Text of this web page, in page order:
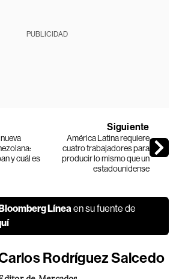
PUBLICIDAD
y cuál es
Siguiente
América Latina requiere
cuatro trabajadores para
producir lo mismo que un
estadounidense
Líneaen su fuente de
Rodríguez Salcedo